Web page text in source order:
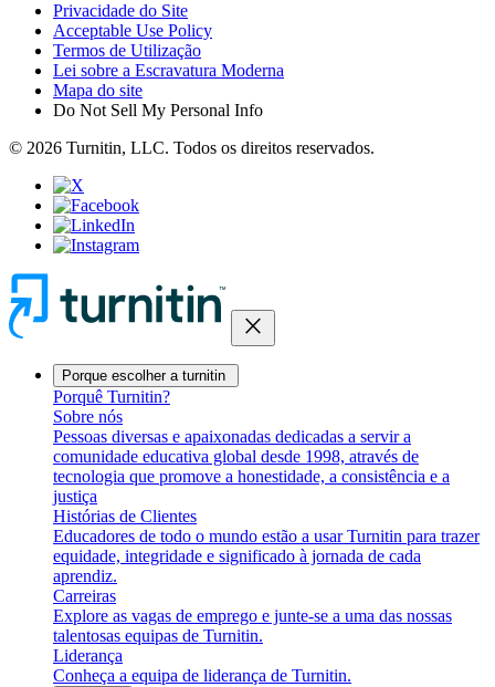
Privacidade do Site
Acceptable Use Policy
Termos de Utilização
Lei sobre a Escravatura Moderna
Mapa do site
Do Not Sell My Personal Info
© 2026 Turnitin, LLC. Todos os direitos reservados.
close
Porque escolher a turnitin
Porquê Turnitin?
Sobre nós
Pessoas diversas e apaixonadas dedicadas a servir a
comunidade educativa global desde 1998, através de
tecnologia que promove a honestidade, a consistência e a
justiça
Histórias de Clientes
Educadores de todo o mundo estão a usar Turnitin para trazer
equidade, integridade e significado à jornada de cada
aprendiz.
Carreiras
Explore as vagas de emprego e junte-se a uma das nossas
talentosas equipas de Turnitin.
Liderança
Conheça a equipa de liderança de Turnitin.